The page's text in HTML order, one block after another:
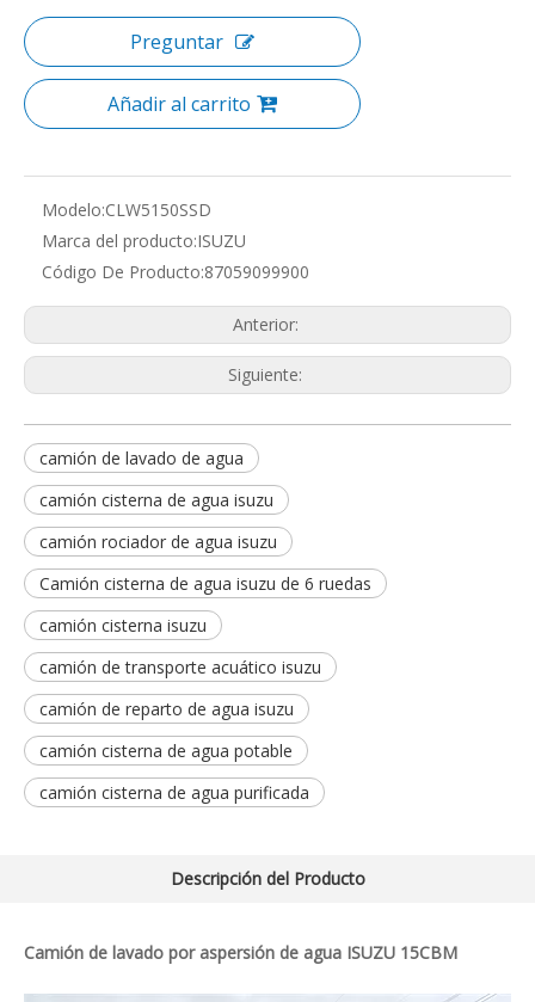
Preguntar
Añadir al carrito
Modelo:CLW5150SSD
Marca del producto:ISUZU
Código De Producto:87059099900
Anterior:
Siguiente:
camión de lavado de agua
camión cisterna de agua isuzu
camión rociador de agua isuzu
Camión cisterna de agua isuzu de 6 ruedas
camión cisterna isuzu
camión de transporte acuático isuzu
camión de reparto de agua isuzu
camión cisterna de agua potable
camión cisterna de agua purificada
Descripción del Producto
Camión de lavado por aspersión de agua ISUZU 15CBM